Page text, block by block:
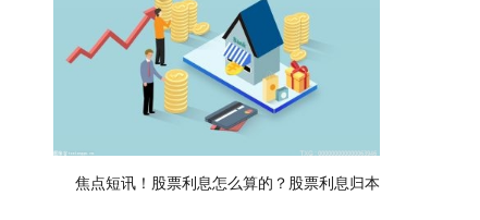
焦点短讯！股票利息怎么算的？股票利息归本